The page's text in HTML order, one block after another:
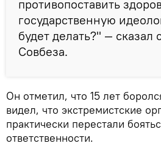
противопоставить
государственную
будет делать?" — сказал
Совбеза.
Он отметил, что 15 лет
видел, что экстремистские
практически перестали
ответственности.